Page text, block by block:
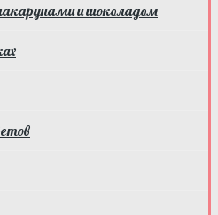
и шоколадом